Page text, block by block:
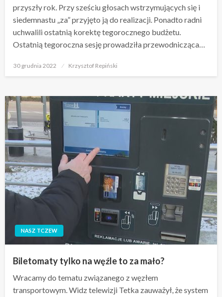
przyszły rok. Przy sześciu głosach wstrzymujących się i
siedemnastu „za” przyjęto ją do realizacji. Ponadto radni
uchwalili ostatnią korektę tegorocznego budżetu.
Ostatnią tegoroczna sesję prowadziła przewodnicząca…
Opublikowane
30 grudnia 2022 Krzysztof Repiński
NASZ TCZEW
Biletomaty tylko na węźle to za mało?
Wracamy do tematu związanego z węzłem
transportowym. Widz telewizji Tetka zauważył, że system